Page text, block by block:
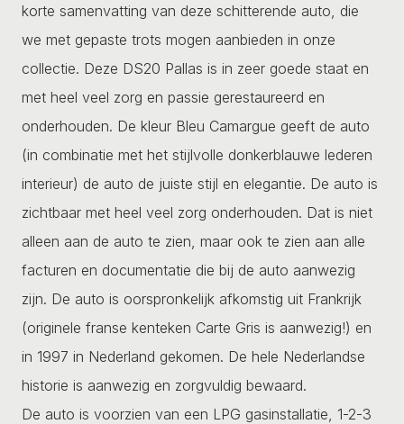
korte samenvatting van deze schitterende auto, die
we met gepaste trots mogen aanbieden in onze
collectie. Deze DS20 Pallas is in zeer goede staat en
met heel veel zorg en passie gerestaureerd en
onderhouden. De kleur Bleu Camargue geeft de auto
(in combinatie met het stijlvolle donkerblauwe lederen
interieur) de auto de juiste stijl en elegantie. De auto is
zichtbaar met heel veel zorg onderhouden. Dat is niet
alleen aan de auto te zien, maar ook te zien aan alle
facturen en documentatie die bij de auto aanwezig
zijn. De auto is oorspronkelijk afkomstig uit Frankrijk
(originele franse kenteken Carte Gris is aanwezig!) en
in 1997 in Nederland gekomen. De hele Nederlandse
historie is aanwezig en zorgvuldig bewaard.
De auto is voorzien van een LPG gasinstallatie, 1-2-3